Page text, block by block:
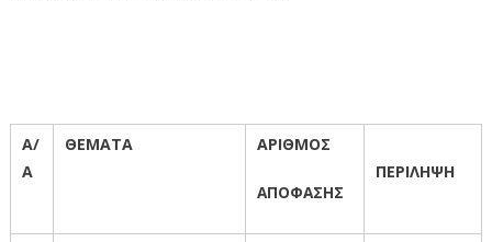
Α/
Α
ΘΕΜΑΤΑ ΑΡΙΘΜΟΣ
ΑΠΟΦΑΣΗΣ
ΠΕΡΙΛΗΨΗ